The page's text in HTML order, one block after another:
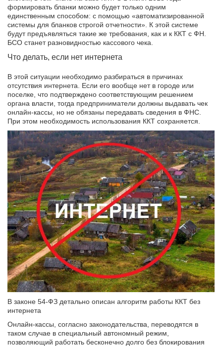
формировать бланки можно будет только одним
единственным способом: с помощью «автоматизированной
системы для бланков строгой отчетности». К этой системе
будут предъявляться такие же требования, как и к ККТ с ФН.
БСО станет разновидностью кассового чека.
Что делать, если нет интернета
В этой ситуации необходимо разбираться в причинах
отсутствия интернета. Если его вообще нет в городе или
поселке, что подтверждено соответствующим решением
органа власти, тогда предприниматели должны выдавать чек
онлайн-кассы, но не обязаны передавать сведения в ФНС.
При этом необходимость использования ККТ сохраняется.
В законе 54-ФЗ детально описан алгоритм работы ККТ без
интернета
Онлайн-кассы, согласно законодательства, переводятся в
таком случае в специальный автономный режим,
позволяющий работать бесконечно долго без блокирования